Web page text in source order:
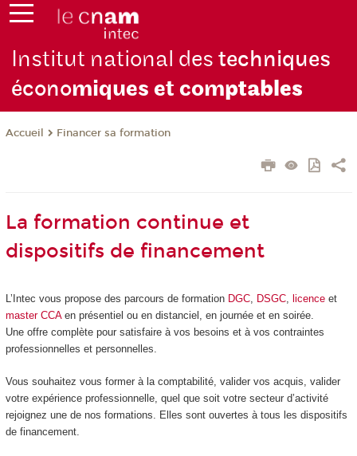
Institut national destechniques
économiques et comptables
Accueil Financer sa formation
La formation continue et
dispositifs de financement
L’Intec vous propose des parcours de formation DGC, DSGC, licence et
master CCAen présentiel ou en distanciel, en journée et en soirée.
Une offre complète pour satisfaire à vos besoins et à vos contraintes
professionnelles et personnelles.
Vous souhaitez vous former à la comptabilité, valider vos acquis, valider
votre expérience professionnelle, quel que soit votre secteur d’activité
rejoignez une de nos formations. Elles sont ouvertes à tous les dispositifs
de financement.